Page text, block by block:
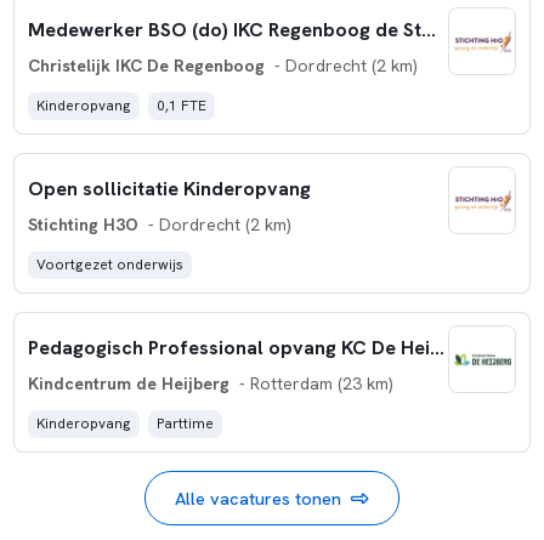
Medewerker BSO (do) IKC Regenboog de Staart
Christelijk IKC De Regenboog - Dordrecht (2 km)
Kinderopvang 0,1 FTE
Open sollicitatie Kinderopvang
Stichting H3O - Dordrecht (2 km)
Voortgezet onderwijs
Pedagogisch Professional opvang KC De Heijberg
Kindcentrum de Heijberg - Rotterdam (23 km)
Kinderopvang Parttime
Alle vacatures tonen